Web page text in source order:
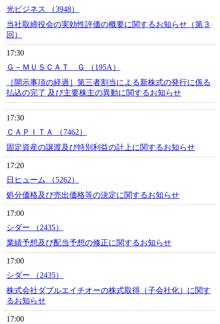
光ビジネス （3948）
当社取締役会の実効性評価の概要に関するお知らせ（第３
回）
17:30
Ｇ－ＭＵＳＣＡＴ Ｇ （195A）
［開示事項の経過］第三者割当による新株式の発行に係る
払込の完了 及び主要株主の異動に関するお知らせ
17:30
ＣＡＰＩＴＡ （7462）
固定資産の譲渡及び特別利益の計上に関するお知らせ
17:20
日ヒューム （5262）
処分価格及び売出価格等の決定に関するお知らせ
17:00
シダー （2435）
業績予想及び配当予想の修正に関するお知らせ
17:00
シダー （2435）
株式会社ダブルエイチオーの株式取得（子会社化）に関す
るお知らせ
17:00